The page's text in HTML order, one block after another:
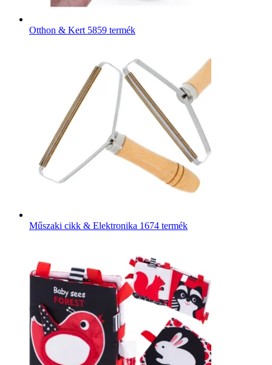
Otthon & Kert 5859 termék
Műszaki cikk & Elektronika 1674 termék